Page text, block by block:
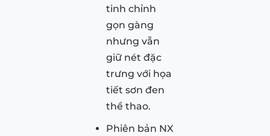
tinh chỉnh
gọn gàng
nhưng vẫn
giữ nét đặc
trưng với họa
tiết sơn đen
thể thao.
Phiên bản NX